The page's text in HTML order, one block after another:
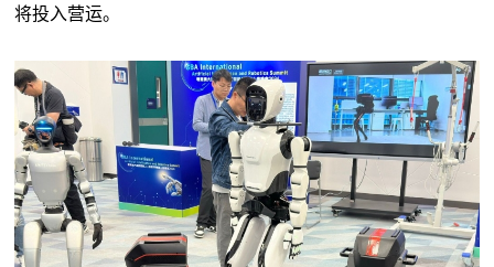
将投入营运。